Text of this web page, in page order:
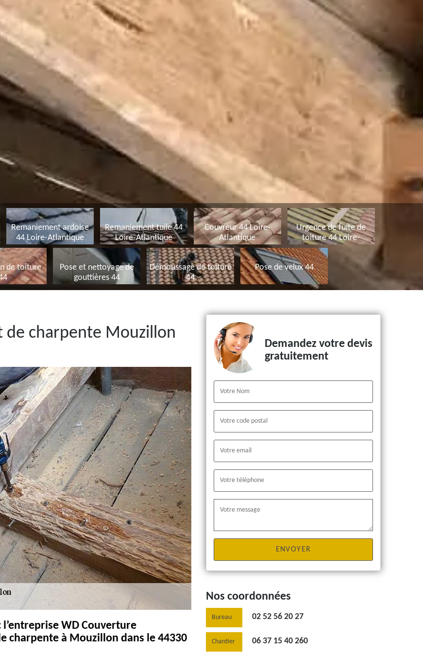
Remaniement ardoise
44 Loire-Atlantique
Remaniement tuile 44
Loire-Atlantique
Couvreur 44 Loire-
Atlantique
Urgence de fuite de
toiture 44 Loire-
Atlantique
de toiture
Pose et nettoyage de
gouttières 44
Démoussage de toiture
44
Pose de velux 44
charpente Mouzillon
WD Couverture
charpente à Mouzillon dans le 44330
Demandez votre devis
gratuitement
Nos coordonnées
Bureau 02 52 56 20 27
Chantier 06 37 15 40 260